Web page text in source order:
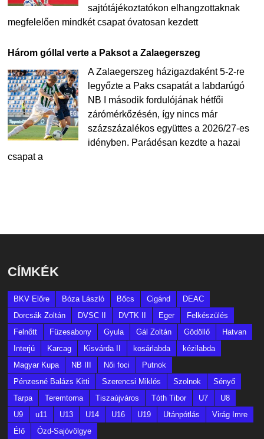
sajtótájékoztatókon elhangzottaknak
megfelelően mindkét csapat óvatosan kezdett
Három góllal verte a Paksot a Zalaegerszeg
A Zalaegerszeg házigazdaként 5-2-re
legyőzte a Paks csapatát a labdarúgó
NB I második fordulójának hétfői
zárómérkőzésén, így nincs már
százszázalékos együttes a 2026/27-es
idényben. Parádésan kezdte a hazai
csapat a
CÍMKÉK
BKV Előre Bóza László Bőcs Cigánd
DEAC
Dorcsák Zoltán
DVSC II DVTK II Eger
Felkészülés
Felnőtt
Füzesabony Gyula Gál Zoltán Gödöllő
Hatvan
Interjú
Karcag Kisvárda II kosárlabda
kézilabda
Magyar Kupa
NB III Női foci
Putnok
Pénzesné Balázs Kitti
Szerencsi Miklós Szolnok
Sényő
Tarpa
Teremtorna Tiszaújváros Tóth Tibor U7
U8
U9
u11 U13 U14 U16 U19 Utánpótlás
Virág Imre
Élő
Ózd-Sajóvölgye